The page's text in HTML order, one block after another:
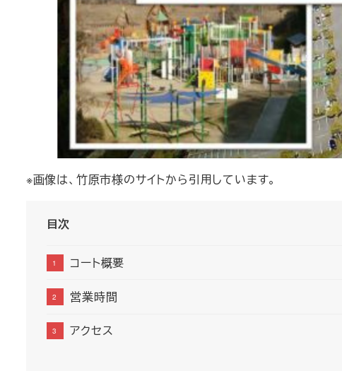
※画像は、竹原市様のサイトから引用しています。
目次
コート概要
営業時間
アクセス